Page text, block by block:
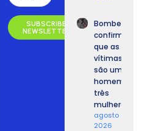
SUBSCRIBE
NEWSLETTER
Bombeiros
confirmam
que as
vítimas
são um
homem e
três
mulheres.
agosto 8,
2026